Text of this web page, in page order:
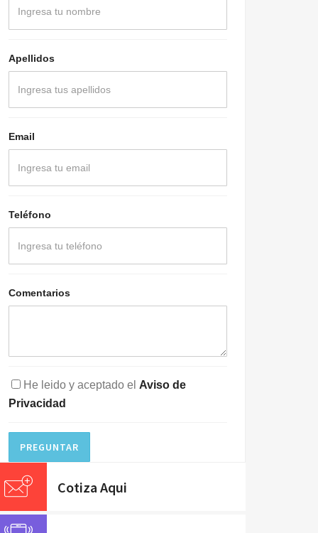
Apellidos
Email
Teléfono
Comentarios
He leido y aceptado el Aviso de
Privacidad
PREGUNTAR
Cotiza Aqui